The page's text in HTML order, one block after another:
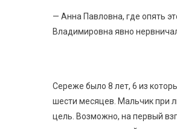
— Анна Павловна, где опять
Владимировна явно
Сереже было 8 лет, 6 из
шести месяцев. Мальчик при
цель. Возможно, на первый